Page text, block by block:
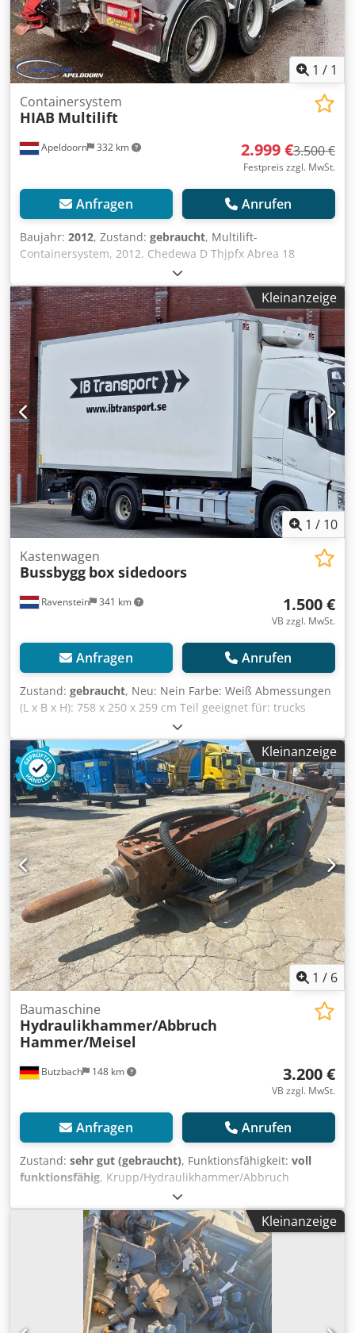
1 / 1
Apeldoorn 332 km
Containersystem
HIAB Multilift
2.999 €3.500 €
Festpreis zzgl. MwSt.
Anfragen Anrufen
Baujahr: 2012, Zustand: gebraucht, Multilift-
Containersystem, 2012, Chedewa D Thjpfx Abrea 18
Tonnen = Weitere Informationen = Baujahr: Jan. 2011 =
Firmeninformationen = Bankdaten: Rabobank-Konto:
39.33.10.655 IBAN: NL73RABO0393310655 Schneller Code:
RABONL2U - Überprüfen Sie immer unsere Bankdaten vor
der Transaktion! - Eine Reservierung von Fahrzeugen ist
ohne Kaution nicht möglich. - Schreib- und Textfehler sind
allen angebotenen Fahrzeugen vorbehalten.
Kleinanzeige
1 / 10
Ravenstein 341 km
Kastenwagen
Bussbygg box sidedoors
1.500 €
VB zzgl. MwSt.
Anfragen Anrufen
Zustand: gebraucht, Neu: Nein Farbe: Weiß Abmessungen
(L x B x H): 758 x 250 x 259 cm Teil geeignet für: trucks
Wenden Sie sich an VAEX The Truck Traders, um weitere
Informationen zu erhalten. Chsdpfx Abezmv Rcjrea
Kleinanzeige
1 / 6
Butzbach 148 km
Baumaschine
Hydraulikhammer/Abbruch
Hammer/Meisel
3.200 €
VB zzgl. MwSt.
Anfragen Anrufen
Zustand: sehr gut (gebraucht), Funktionsfähigkeit: voll
funktionsfähig, Krupp/Hydraulikhammer/Abbruch
Hammer/Meisel • Schnellwechsler: CW30 verachtert • 2
Hydraulikanschlüsse • Ges. Gewicht: 1500 kg • Sofort
Einsatzbereit Chsdpfezi Dnzsx Abrja • Dieses Angebot ist
unverbindlich und freibleibend. - Zwischenverkauf
vorbehalten, - Irrtum und/oder Tippfehler nicht
ausgeschlossen. - Verkauf zu unseren AGB`s.
Kleinanzeige